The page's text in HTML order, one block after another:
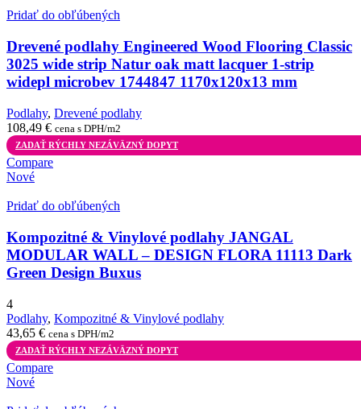
Pridať do obľúbených
Drevené podlahy Engineered Wood Flooring Classic
3025 wide strip Natur oak matt lacquer 1-strip
widepl microbev 1744847 1170x120x13 mm
Podlahy, Drevené podlahy
108,49 € cena s DPH/m2
ZADAŤ RÝCHLY NEZÁVÄZNÝ DOPYT
Compare
Nové
Pridať do obľúbených
Kompozitné & Vinylové podlahy JANGAL
MODULAR WALL – DESIGN FLORA 11113 Dark
Green Design Buxus
4
Podlahy, Kompozitné & Vinylové podlahy
43,65 € cena s DPH/m2
ZADAŤ RÝCHLY NEZÁVÄZNÝ DOPYT
Compare
Nové